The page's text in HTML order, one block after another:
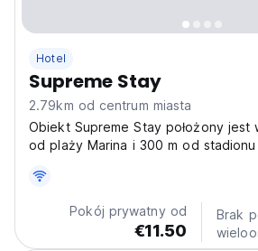
Hotel
Supreme Stay
2.79km od centrum miasta
Obiekt Supreme Stay położony jest
od plaży Marina i 300 m od stadionu
Pokój prywatny od
€11.50
Brak